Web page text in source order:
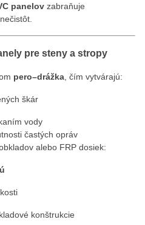
panelov zabraňuje
pre steny a stropy
pero–drážka , čím vytvárajú:
škár
vody
častých opráv
alebo FRP dosiek:
konštrukcie